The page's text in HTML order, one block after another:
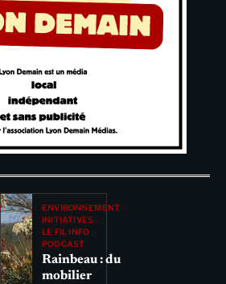
ENVIRONNEMENT
INITIATIVES
LE FIL INFO
PODCAST
Rainbeau : du
mobilier